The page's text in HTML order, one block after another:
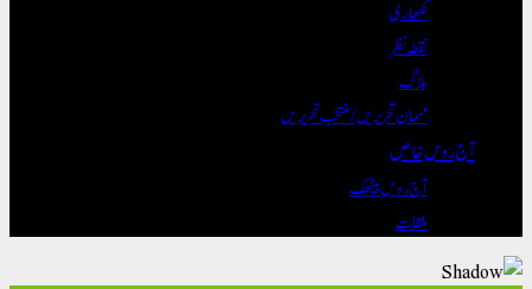
لکھاری
نقطہ نظر
بلاگ
مہمان تحریریں / منتخب تحریریں
آج روس خاص
آج روس بیٹھک
ملقات